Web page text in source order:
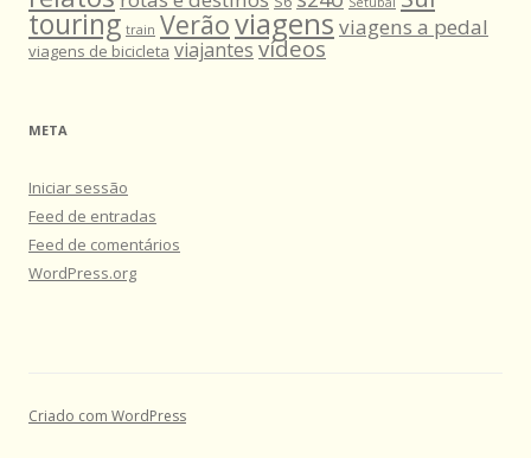
touring train Verãoviagens viagens a pedal
viagens de bicicleta viajantes vídeos
META
Iniciar sessão
Feed de entradas
Feed de comentários
WordPress.org
Criado com WordPress